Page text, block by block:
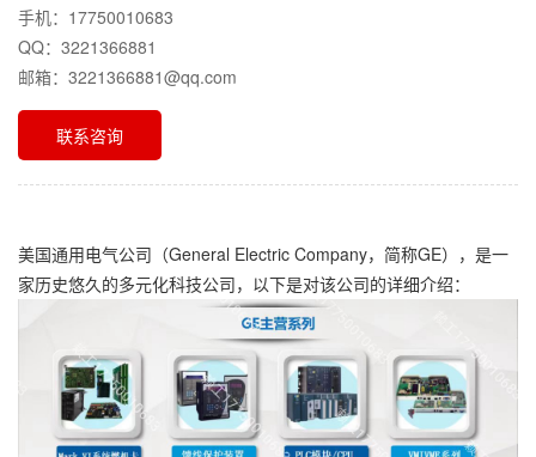
手机：17750010683
QQ：3221366881
邮箱：3221366881@qq.com
联系咨询
美国通用电气公司（General Electric Company，简称GE），是一
家历史悠久的多元化科技公司，以下是对该公司的详细介绍：